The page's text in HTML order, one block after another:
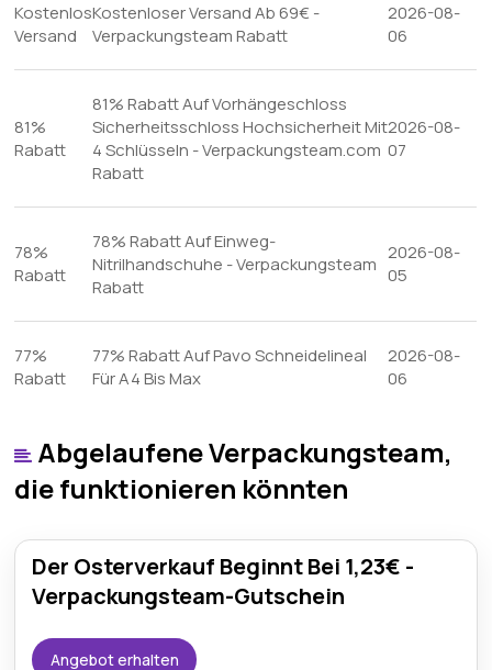
Kostenlos
Versand
Kostenloser Versand Ab 69€ -
Verpackungsteam Rabatt
2026-08-
06
81%
Rabatt
81% Rabatt Auf Vorhängeschloss
Sicherheitsschloss Hochsicherheit Mit
4 Schlüsseln - Verpackungsteam.com
Rabatt
2026-08-
07
78%
Rabatt
78% Rabatt Auf Einweg-
Nitrilhandschuhe - Verpackungsteam
Rabatt
2026-08-
05
77%
Rabatt
77% Rabatt Auf Pavo Schneidelineal
Für A4 Bis Max
2026-08-
06
Abgelaufene Verpackungsteam,
die funktionieren könnten
Der Osterverkauf Beginnt Bei 1,23€ -
Verpackungsteam-Gutschein
Angebot erhalten